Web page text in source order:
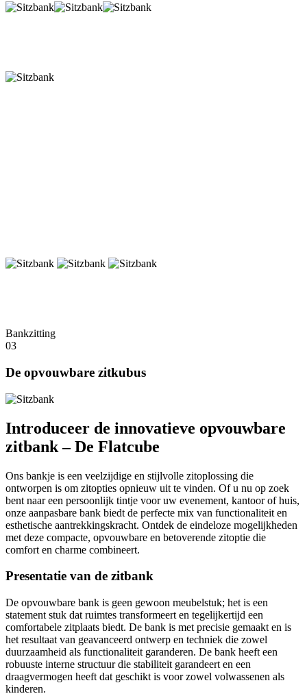
Bankzitting
03
De opvouwbare zitkubus
Introduceer de innovatieve opvouwbare
zitbank – De Flatcube
Ons bankje is een veelzijdige en stijlvolle zitoplossing die
ontworpen is om zitopties opnieuw uit te vinden. Of u nu op zoek
bent naar een persoonlijk tintje voor uw evenement, kantoor of huis,
onze aanpasbare bank biedt de perfecte mix van functionaliteit en
esthetische aantrekkingskracht. Ontdek de eindeloze mogelijkheden
met deze compacte, opvouwbare en betoverende zitoptie die
comfort en charme combineert.
Presentatie van de zitbank
De opvouwbare bank is geen gewoon meubelstuk; het is een
statement stuk dat ruimtes transformeert en tegelijkertijd een
comfortabele zitplaats biedt. De bank is met precisie gemaakt en is
het resultaat van geavanceerd ontwerp en techniek die zowel
duurzaamheid als functionaliteit garanderen. De bank heeft een
robuuste interne structuur die stabiliteit garandeert en een
draagvermogen heeft dat geschikt is voor zowel volwassenen als
kinderen.